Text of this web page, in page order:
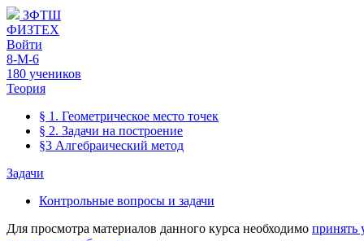
ЗФТШ
ФИЗТЕХ
Войти
8-М-6
180 учеников
Теория
§ 1. Геометрическое место точек
§ 2. Задачи на построение
§3 Алгебраический метод
Задачи
Контрольные вопросы и задачи
Для просмотра материалов данного курса необходимо принять